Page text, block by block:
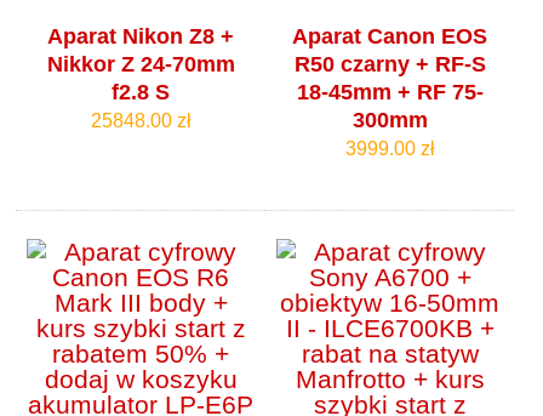
Aparat Nikon Z8 +
Nikkor Z 24-70mm
f2.8 S
25848.00 zł
Aparat Canon EOS
R50 czarny + RF-S
18-45mm + RF 75-
300mm
3999.00 zł